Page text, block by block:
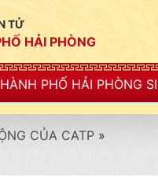
TỬ
HẢI PHÒNG
SIẾT CHẶT KỶ
CỦA CATP »